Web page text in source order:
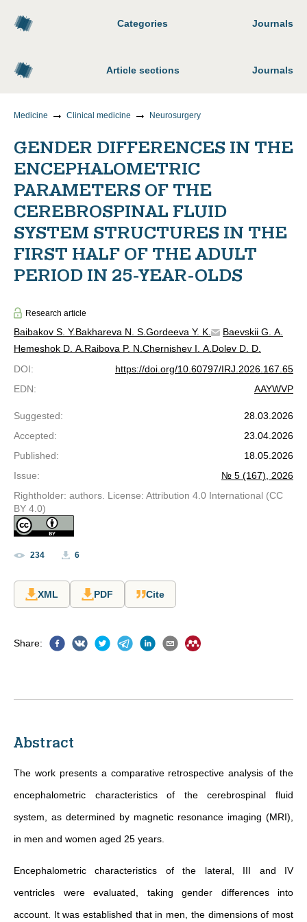
Categories Journals
Article sections Journals
Medicine Clinical medicine Neurosurgery
GENDER DIFFERENCES IN THE
ENCEPHALOMETRIC
PARAMETERS OF THE
CEREBROSPINAL FLUID
SYSTEM STRUCTURES IN THE
FIRST HALF OF THE ADULT
PERIOD IN 25-YEAR-OLDS
Research article
Baibakov S. Y.Bakhareva N. S. Gordeeva Y. K.
Baevskii G. A.
Hemeshok D. A. Raibova P. N. Chernishev I. A. Dolev D. D.
DOI:
https://doi.org/10.60797/IRJ.2026.167.65
EDN: AAYWVP
Suggested:
28.03.2026
Accepted:
23.04.2026
Published:
18.05.2026
Issue:
№ 5 (167), 2026
Rightholder: authors. License: Attribution 4.0 International (CC
BY 4.0)
234 6
XML PDF Cite
Share:
Abstract
The work presents a comparative retrospective analysis of the
encephalometric characteristics of the cerebrospinal fluid
system, as determined by magnetic resonance imaging (MRI),
in men and women aged 25 years.
Encephalometric characteristics of the lateral, III and IV
ventricles were evaluated, taking gender differences into
account. It was established that in men, the dimensions of most